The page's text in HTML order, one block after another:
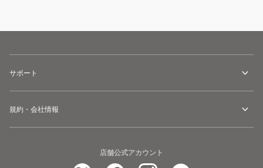
サポート
規約・会社情報
店舗公式アカウント